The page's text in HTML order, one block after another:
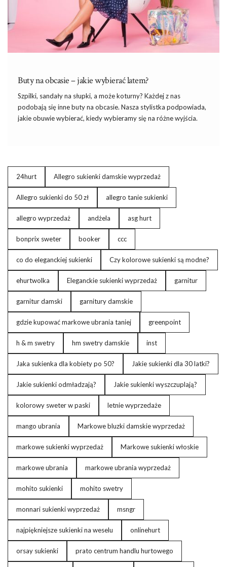
Buty na obcasie – jakie wybierać latem?
Szpilki, sandały na słupki, a może koturny? Każdej z nas
podobają się innebuty na obcasie. Nasza stylistka podpowiada,
jakieobuwiewybierać, kiedy wybieramy się na różne wyjścia.
Buty na obcasie – jakie wybierać kolory?
Latem warto jest stawiać na jasne kolory.Buty na obcasie w
wydłużenie nóg. Buty będą zlewać się z nogami, dzięki czemu
24hurt Allegro sukienki damskie wyprzedaż
Allegro sukienki do 50 zł allegro tanie sukienki
allegro wyprzedaż andżela asg hurt
bonprix sweter booker ccc
co do eleganckiej sukienki Czy kolorowe sukienki są modne?
ehurtwolka Eleganckie sukienki wyprzedaż garnitur
garnitur damski garnitury damskie
gdzie kupować markowe ubrania taniej greenpoint
h & m swetry hm swetry damskie inst
Jaka sukienka dla kobiety po 50? Jakie sukienki dla 30 latki?
Jakie sukienki odmładzają? Jakie sukienki wyszczuplają?
kolorowy sweter w paski letnie wyprzedaże
mango ubrania Markowe bluzki damskie wyprzedaż
markowe sukienki wyprzedaż Markowe sukienki włoskie
markowe ubrania markowe ubrania wyprzedaż
mohito sukienki mohito swetry
monnari sukienki wyprzedaż msngr
najpiękniejsze sukienki na weselu onlinehurt
orsay sukienki prato centrum handlu hurtowego